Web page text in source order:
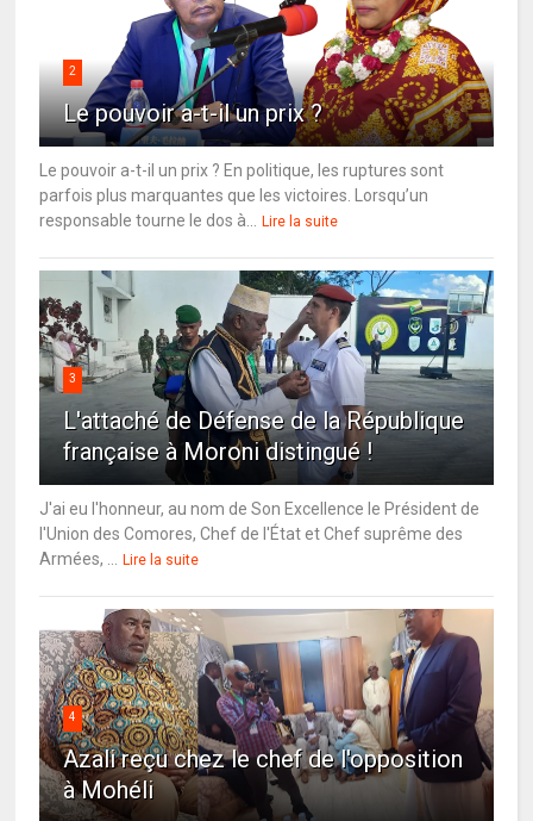
2
Le pouvoir a-t-il un prix ?
Le pouvoir a-t-il un prix ? En politique, les ruptures sont
parfois plus marquantes que les victoires. Lorsqu’un
responsable tourne le dos à...
Lire la suite
3
L'attaché de Défense de la République
française à Moroni distingué !
J'ai eu l'honneur, au nom de Son Excellence le Président de
l'Union des Comores, Chef de l'État et Chef suprême des
Armées, ...
Lire la suite
4
Azali reçu chez le chef de l'opposition
à Mohéli